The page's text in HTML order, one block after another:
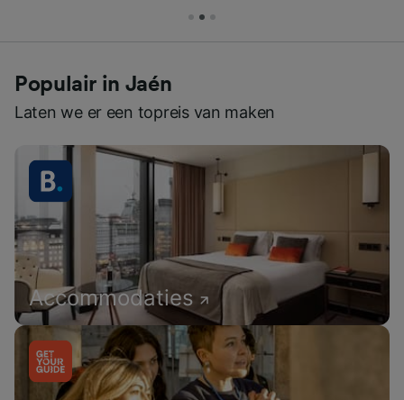
Populair in Jaén
Laten we er een topreis van maken
Accommodaties